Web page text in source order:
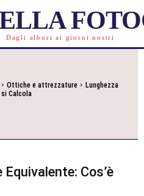
Dagli albori ai giorni nostri
Ottiche e attrezzature
Lunghezza
si Calcola
Cos’è